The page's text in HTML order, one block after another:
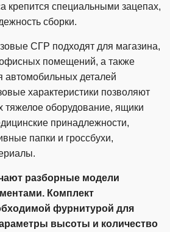
крепится специальными зацепах,
сборки.
СГР подходят для магазина,
помещений, а также
автомобильных деталей
характеристики позволяют
тяжелое оборудование, ящики
принадлежности,
папки и гроссбухи,
разборные модели
Комплект
фурнитурой для
высоты и количество